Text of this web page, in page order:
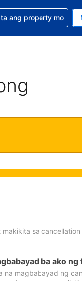
ang currency mo
Filipino ang wika
ng tulong sa
ang property mo
sa
ba ako ng
magbabayad ng